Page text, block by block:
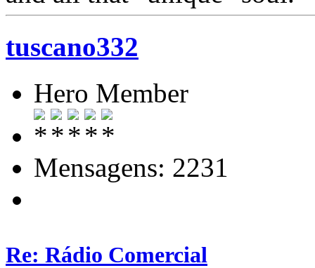
tuscano332
Hero Member
Mensagens: 2231
Re: Rádio Comercial